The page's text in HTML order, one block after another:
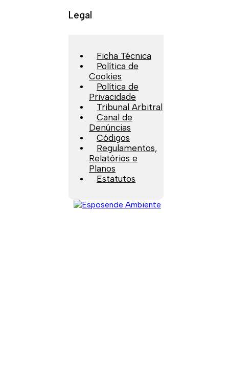
Legal
Ficha Técnica
Política de
Cookies
Política de
Privacidade
Tribunal Arbitral
Canal de
Denúncias
Códigos
Regulamentos,
Relatórios e
Planos
Estatutos